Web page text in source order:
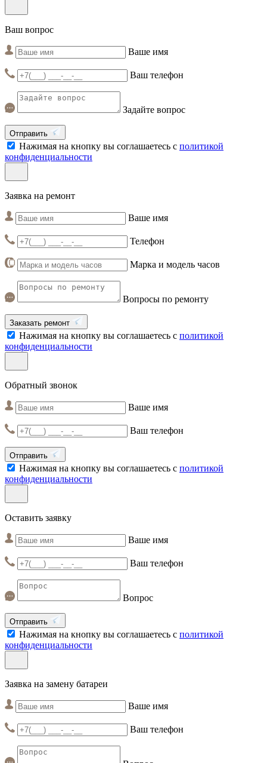
Ваш вопрос
Ваше имя
Ваш телефон
Задайте вопрос
Отправить
Нажимая на кнопку вы соглашаетесь с политикой
конфиденциальности
Заявка на ремонт
Ваше имя
Телефон
Марка и модель часов
Вопросы по ремонту
Заказать ремонт
Нажимая на кнопку вы соглашаетесь с политикой
конфиденциальности
Обратный звонок
Ваше имя
Ваш телефон
Отправить
Нажимая на кнопку вы соглашаетесь с политикой
конфиденциальности
Оставить заявку
Ваше имя
Ваш телефон
Вопрос
Отправить
Нажимая на кнопку вы соглашаетесь с политикой
конфиденциальности
Заявка на замену батареи
Ваше имя
Ваш телефон